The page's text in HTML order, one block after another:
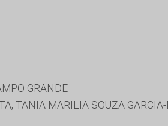
GRANDE
TANIA MARILIA SOUZA